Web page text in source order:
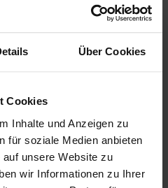
Über Cookies
Cookies
Inhalte und Anzeigen zu
für soziale Medien anbieten
unsere Website zu
wir Informationen zu Ihrer
Advertising: Mit gutem Content
vs. Native Advertising: Was
Native Advertising: Wo liegt